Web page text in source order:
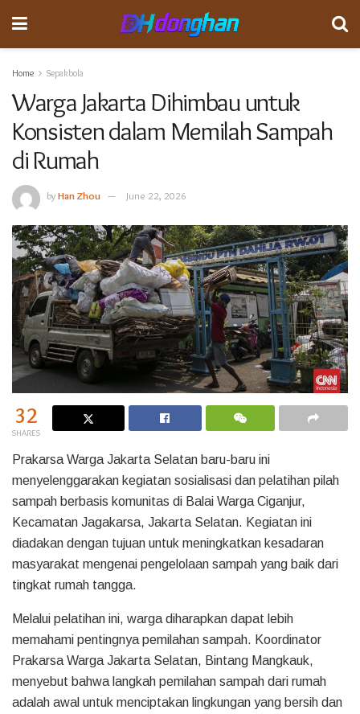
Home Sepakbola
Warga Jakarta Dihimbau untuk
Konsisten dalam Memilah Sampah
di Rumah
byHan Zhou June 22, 2026
32
SHARES
Prakarsa Warga Jakarta Selatan baru-baru ini
menyelenggarakan kegiatan sosialisasi dan pelatihan pilah
sampah berbasis komunitas di Balai Warga Ciganjur,
Kecamatan Jagakarsa, Jakarta Selatan. Kegiatan ini
diadakan dengan tujuan untuk meningkatkan kesadaran
masyarakat mengenai pengelolaan sampah yang baik dari
tingkat rumah tangga.
Melalui pelatihan ini, warga diharapkan dapat lebih
memahami pentingnya pemilahan sampah. Koordinator
Prakarsa Warga Jakarta Selatan, Bintang Mangkauk,
menyebut bahwa langkah pemilahan sampah dari rumah
adalah awal untuk menciptakan lingkungan yang bersih dan